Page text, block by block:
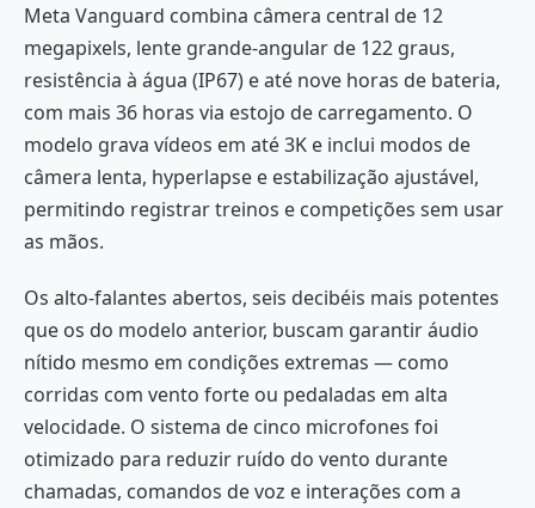
Meta Vanguard combina câmera central de 12
megapixels, lente grande-angular de 122 graus,
resistência à água (IP67) e até nove horas de bateria,
com mais 36 horas via estojo de carregamento. O
modelo grava vídeos em até 3K e inclui modos de
câmera lenta, hyperlapse e estabilização ajustável,
permitindo registrar treinos e competições sem usar
as mãos.
Os alto-falantes abertos, seis decibéis mais potentes
que os do modelo anterior, buscam garantir áudio
nítido mesmo em condições extremas — como
corridas com vento forte ou pedaladas em alta
velocidade. O sistema de cinco microfones foi
otimizado para reduzir ruído do vento durante
chamadas, comandos de voz e interações com a